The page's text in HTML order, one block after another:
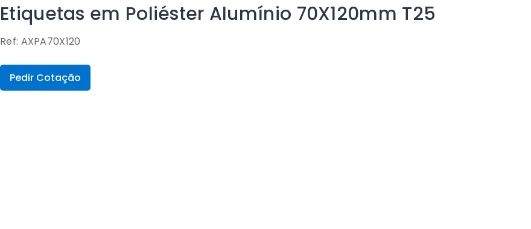
Etiquetas em Poliéster Alumínio 70X120mm T25
Ref: AXPA70X120
Pedir Cotação